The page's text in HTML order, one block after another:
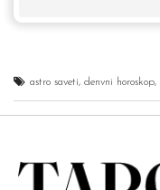
astro saveti, denvni horoskop,